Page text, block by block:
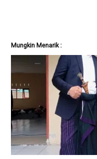
Mungkin Menarik :